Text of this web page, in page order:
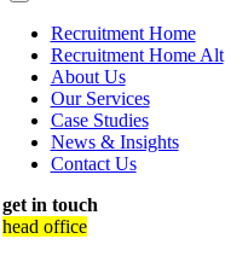
Recruitment Home
Recruitment Home Alt
About Us
Our Services
Case Studies
News & Insights
Contact Us
get in touch
head office